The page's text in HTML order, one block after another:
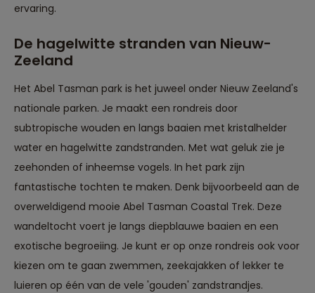
ervaring.
De hagelwitte stranden van Nieuw-
Zeeland
Het Abel Tasman park is het juweel onder Nieuw Zeeland's
nationale parken. Je maakt een rondreis door
subtropische wouden en langs baaien met kristalhelder
water en hagelwitte zandstranden. Met wat geluk zie je
zeehonden of inheemse vogels. In het park zijn
fantastische tochten te maken. Denk bijvoorbeeld aan de
overweldigend mooie Abel Tasman Coastal Trek. Deze
wandeltocht voert je langs diepblauwe baaien en een
exotische begroeiing. Je kunt er op onze rondreis ook voor
kiezen om te gaan zwemmen, zeekajakken of lekker te
luieren op één van de vele 'gouden' zandstrandjes.
Reizen met oog voor mens, cultuur en milieu